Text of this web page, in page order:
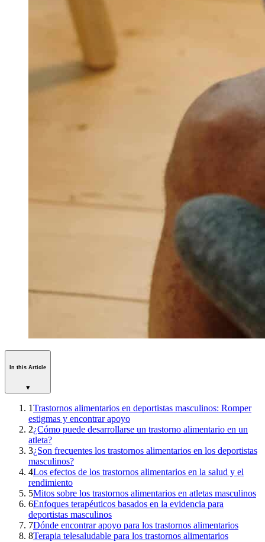
In this Article
▾
1Trastornos alimentarios en deportistas masculinos: Romper
estigmas y encontrar apoyo
2¿Cómo puede desarrollarse un trastorno alimentario en un
atleta?
3¿Son frecuentes los trastornos alimentarios en los deportistas
masculinos?
4Los efectos de los trastornos alimentarios en la salud y el
rendimiento
5Mitos sobre los trastornos alimentarios en atletas masculinos
6Enfoques terapéuticos basados en la evidencia para
deportistas masculinos
7Dónde encontrar apoyo para los trastornos alimentarios
8Terapia telesaludable para los trastornos alimentarios